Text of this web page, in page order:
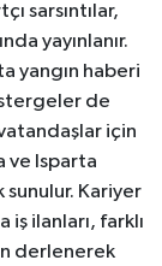
sarsıntılar,
yayınlanır.
yangın haberi
de
için
ve Isparta
sunulur. Kariyer
iş ilanları, farklı
derlenerek